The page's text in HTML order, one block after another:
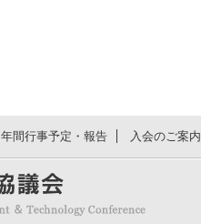
年間行事予定・報告 入会のご案